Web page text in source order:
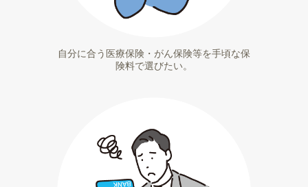
自分に合う医療保険・がん保険等を手頃な保
険料で選びたい。